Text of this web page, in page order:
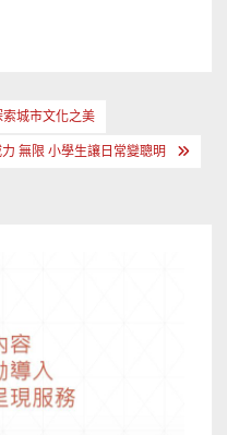
城市文化之美
無限 小學生讓日常變聰明